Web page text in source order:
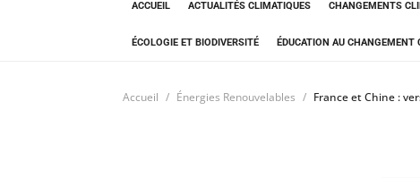
ACCUEIL ACTUALITÉS CLIMATIQUES CHANGEMENTS
ÉCOLOGIE ET BIODIVERSITÉ ÉDUCATION AU CHANGEMENT
Accueil Énergies Renouvelables France et Chine :